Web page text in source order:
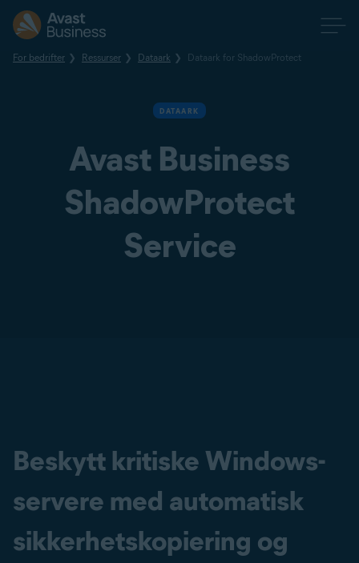
For bedrifter Ressurser Dataark Dataark for ShadowProtect
DATAARK
Avast Business
ShadowProtect
Service
Beskytt kritiske Windows-
servere med automatisk
sikkerhetskopiering og